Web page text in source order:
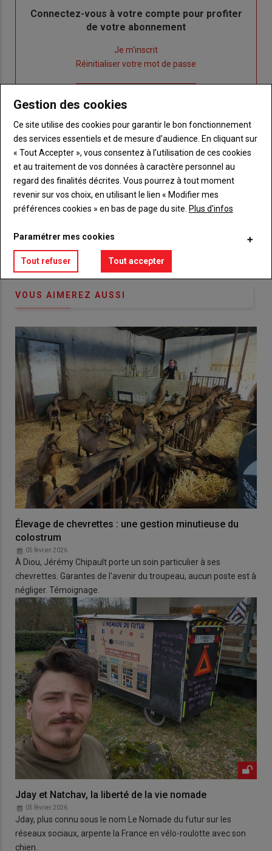
Body
Connectez-vous à votre compte pour profiter
de votre abonnement
compte"
Je m'inscrit
mot
de
passe"
Réinitialiser votre mot de passe
"Je
titre
TITRE CRÉEZ UN COMPTE
BodyChoisissez votre formule et créez votre
Créez un compte
VOUS AIMEREZ AUSSI
Élevage de chevrettes : une gestion minutieuse du
colostrum
05 février 2026
À Diou, Jérémy Chipault porte un soin particulier à ses
chevrettes. Garantes de l'avenir du troupeau, aucun poste est à
négliger. Témoignage.
Jday et Natchav, la liberté de la vie nomade
05 février 2026
Jday, plus connu sous le nom Le Nomade du futur sur les
réseaux sociaux, arpente la France en vélo-roulotte avec son
chien.
Gestion des cookies
Ce site utilise des cookies pour garantir le bon fonctionnement
des services essentiels et de mesure d’audience. En cliquant sur
« Tout Accepter », vous consentez à l’utilisation de ces cookies
et au traitement de vos données à caractère personnel au
regard des finalités décrites. Vous pourrez à tout moment
revenir sur vos choix, en utilisant le lien « Modifier mes
préférences cookies » en bas de page du site. Plus d'infos
Paramétrer mes cookies
Tout refuser Tout accepter